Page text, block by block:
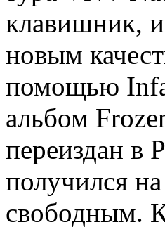
клавишник,
новым
помощью
альбом
переиздан в
получился
свободным.